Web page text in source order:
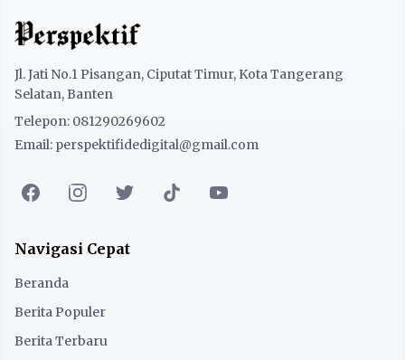
Jl. Jati No.1 Pisangan, Ciputat Timur, Kota Tangerang
Selatan, Banten
Telepon: 081290269602
Email: perspektifidedigital@gmail.com
Navigasi Cepat
Beranda
Berita Populer
Berita Terbaru